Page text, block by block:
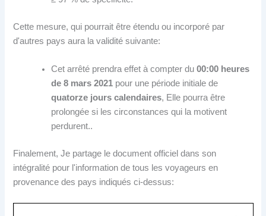
Cette mesure, qui pourrait être étendu ou incorporé par
d'autres pays aura la validité suivante:
Cet arrêté prendra effet à compter du00:00 heures
de 8 mars 2021 pour une période initiale de
quatorze jours calendaires, Elle pourra être
prolongée si les circonstances qui la motivent
perdurent..
Finalement, Je partage le document officiel dans son
intégralité pour l'information de tous les voyageurs en
provenance des pays indiqués ci-dessus: